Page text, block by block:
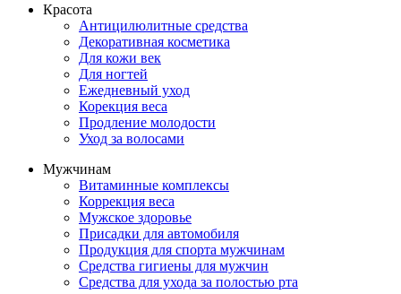
Красота
Антицилюлитные средства
Декоративная косметика
Для кожи век
Для ногтей
Ежедневный уход
Корекция веса
Продление молодости
Уход за волосами
Мужчинам
Витаминные комплексы
Коррекция веса
Мужское здоровье
Присадки для автомобиля
Продукция для спорта мужчинам
Средства гигиены для мужчин
Средства для ухода за полостью рта